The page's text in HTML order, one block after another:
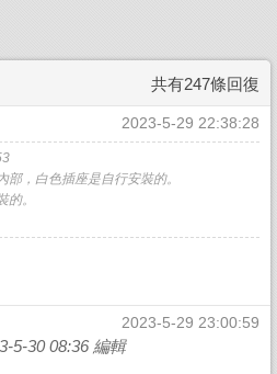
共有247條回復
2023-5-29 22:38:28
部，白色插座是自行安裝的。
。
2023-5-29 23:00:59
5-30 08:36 編輯